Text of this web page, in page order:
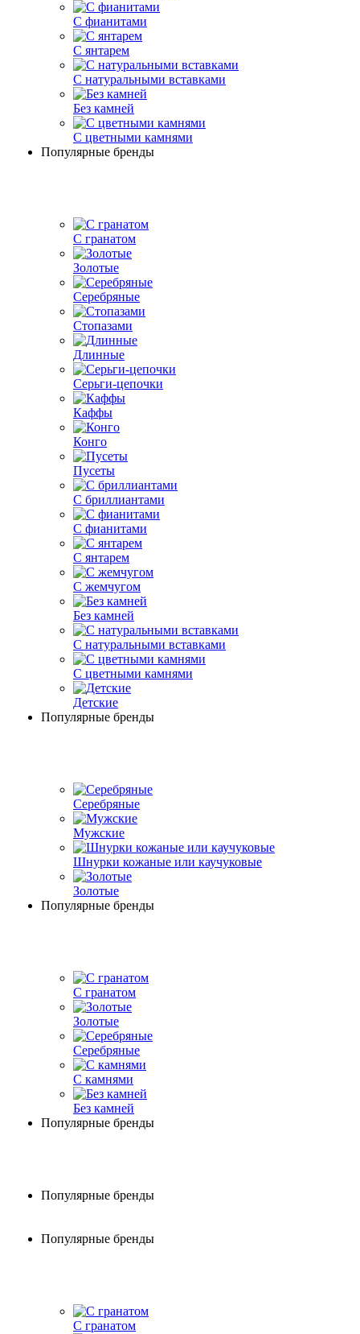
С фианитами
С янтарем
С натуральными вставками
Без камней
С цветными камнями
Популярные бренды
С гранатом
Золотые
Серебряные
Стопазами
Длинные
Серьги-цепочки
Каффы
Конго
Пусеты
С бриллиантами
С фианитами
С янтарем
С жемчугом
Без камней
С натуральными вставками
С цветными камнями
Детские
Популярные бренды
Серебряные
Мужские
Шнурки кожаные или каучуковые
Золотые
Популярные бренды
С гранатом
Золотые
Серебряные
С камнями
Без камней
Популярные бренды
Популярные бренды
Популярные бренды
С гранатом